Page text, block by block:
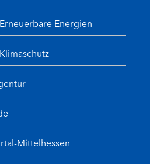
Energien
Mittelhessen